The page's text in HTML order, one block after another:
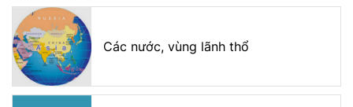
Các nước, vùng lãnh thổ